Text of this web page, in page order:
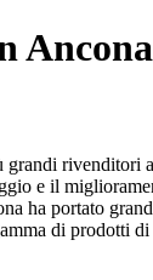
Ancona
rivenditori
e il
ha portato
di prodotti